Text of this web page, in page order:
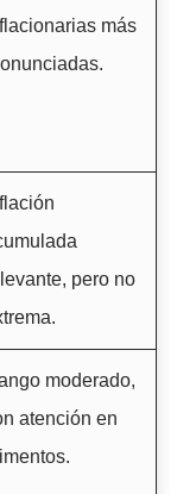
más
pero no
moderado,
atención en